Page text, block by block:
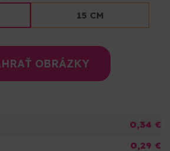
15 CM
OBRÁZKY
0,34 €
0,29 €